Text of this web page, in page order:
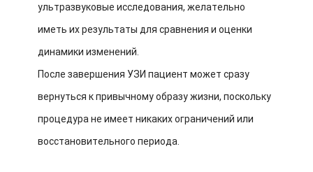
ультразвуковые исследования, желательно
иметь их результаты для сравнения и оценки
динамики изменений.
После завершения УЗИ пациент может сразу
вернуться к привычному образу жизни, поскольку
процедура не имеет никаких ограничений или
восстановительного периода.